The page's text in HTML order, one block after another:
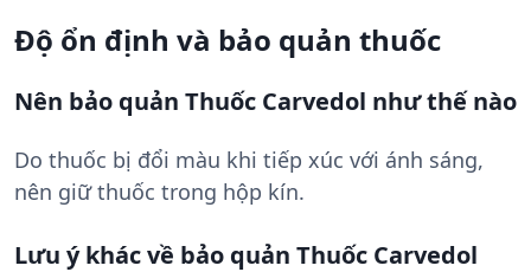
Độ ổn định và bảo quản thuốc
Nên bảo quản Thuốc Carvedol như thế nào
Do thuốc bị đổi màu khi tiếp xúc với ánh sáng,
nên giữ thuốc trong hộp kín.
Lưu ý khác về bảo quản Thuốc Carvedol